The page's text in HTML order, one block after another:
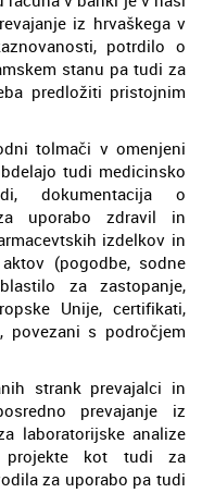
iz hrvaškega v
potrdilo o
stanu pa tudi za
predložiti pristojnim
tolmači v omenjeni
tudi medicinsko
dokumentacija o
uporabo zdravil in
izdelkov in
(pogodbe, sodne
za zastopanje,
Unije, certifikati,
povezani s področjem
strank prevajalci in
prevajanje iz
laboratorijske analize
projekte kot tudi za
za uporabo pa tudi